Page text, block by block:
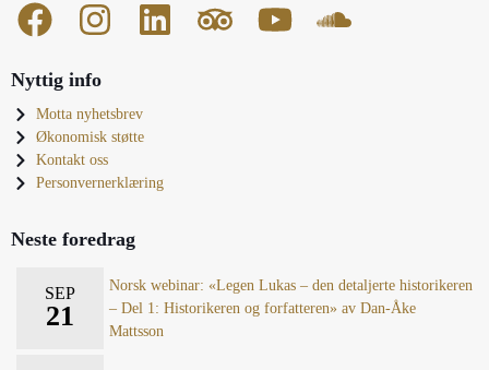
Nyttig info
Motta nyhetsbrev
Økonomisk støtte
Kontakt oss
Personvernerklæring
Neste foredrag
SEP
21
Norsk webinar: «Legen Lukas – den detaljerte historikeren
– Del 1: Historikeren og forfatteren» av Dan-Åke
Mattsson